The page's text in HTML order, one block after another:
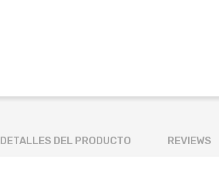
DETALLES DEL PRODUCTO REVIEWS